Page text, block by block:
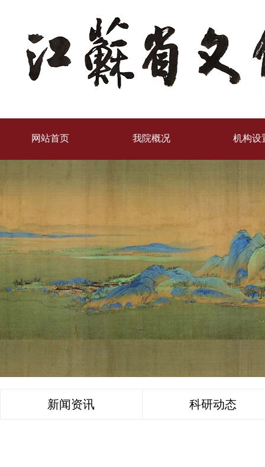
网站首页 我院概况 机构设
新闻资讯 科研动态